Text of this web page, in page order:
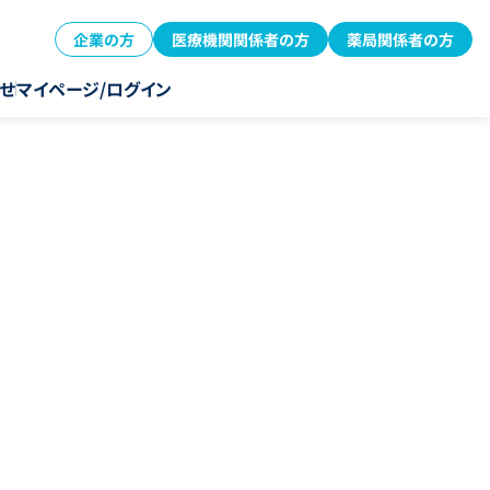
企業の方 医療機関関係者の方 薬局関係者の方
マイページ/ログイン